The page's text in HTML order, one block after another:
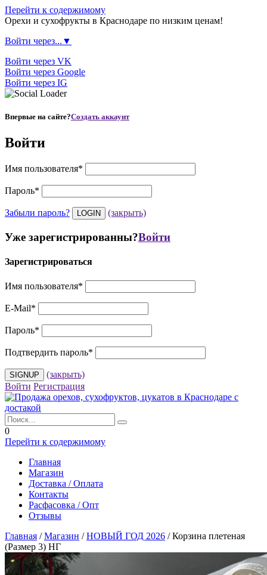
Перейти к содержимому
Орехи и сухофрукты в Краснодаре по низким ценам!
Войти через...▼
Войти через VK
Войти через Google
Войти через IG
Впервые на сайте?Создать аккаунт
Войти
Имя пользователя*
Пароль*
Забыли пароль? (закрыть)
Уже зарегистрированны?Войти
Зарегистрироваться
Имя пользователя*
E-Mail*
Пароль*
Подтвердить пароль*
(закрыть)
Войти Регистрация
0
Перейти к содержимому
Главная
Магазин
Доставка / Оплата
Контакты
Расфасовка / Опт
Отзывы
Главная /Магазин /НОВЫЙ ГОД 2026 /Корзина плетеная
(Размер 3) НГ